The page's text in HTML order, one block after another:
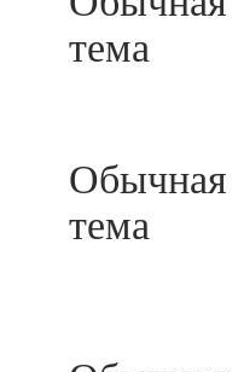
тема
Обычная
тема